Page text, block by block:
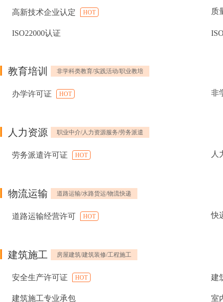
高新技术企业认定 HOT 质
ISO22000认证
教育培训 非学科类教育/实践活动/职业教培
办学许可证 HOT 非
人力资源 职业中介/人力资源服务/劳务派遣
劳务派遣许可证 HOT 人
物流运输 道路运输/水路货运/物流快递
道路运输经营许可 HOT 快
建筑施工 房屋建筑/建筑装修/工程施工
安全生产许可证 HOT 建
建筑施工专业承包 室